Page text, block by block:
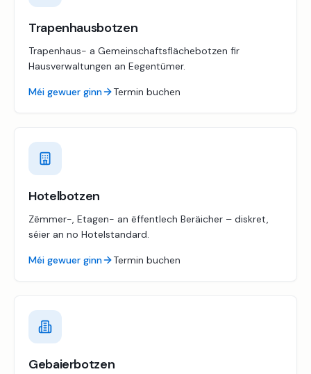
Trapenhausbotzen
Trapenhaus- a Gemeinschaftsflächebotzen fir
Hausverwaltungen an Eegentümer.
Méi gewuer ginn Termin buchen
Hotelbotzen
Zëmmer-, Etagen- an ëffentlech Beräicher – diskret,
séier an no Hotelstandard.
Méi gewuer ginn Termin buchen
Gebaierbotzen